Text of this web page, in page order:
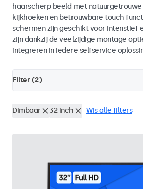
haarscherp beeld met
kijkhoeken en betrouwbare touch
schermen zijn geschikt voor intenstief
zijn dankzij de veelzijdige montage
integreren in iedere selfservice
Filter (2)
Dimbaar 32 inch Wis alle filters